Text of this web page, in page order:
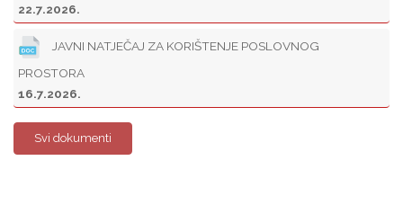
22.7.2026.
JAVNI NATJEČAJ ZA KORIŠTENJE POSLOVNOG
PROSTORA
16.7.2026.
Svi dokumenti